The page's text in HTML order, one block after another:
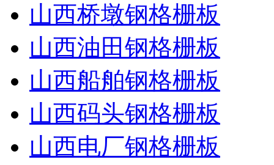
山西桥墩钢格栅板
山西油田钢格栅板
山西船舶钢格栅板
山西码头钢格栅板
山西电厂钢格栅板